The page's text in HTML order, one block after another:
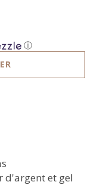
ⓘ
d'argent et gel